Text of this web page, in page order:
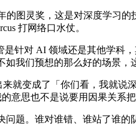
灵奖，这是对深度学习的
打网络口水仗。
对 AI 领域还是其他学科
我们预想的那么好的场景，
变成了「你们看，我就说
思也不是说要用因果关系
。谁对谁错、谁站了谁的